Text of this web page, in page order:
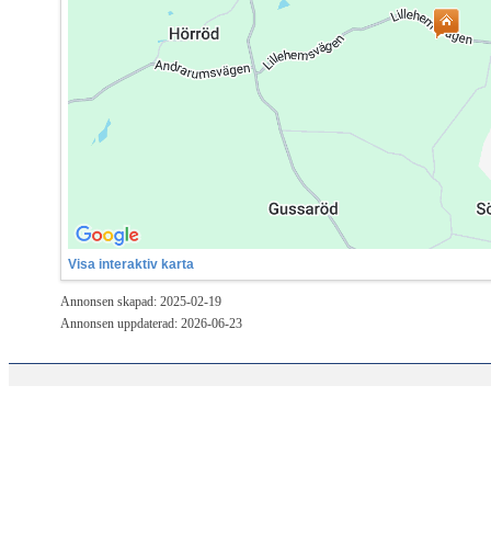
Visa interaktiv karta
Annonsen skapad: 2025-02-19
Annonsen uppdaterad: 2026-06-23